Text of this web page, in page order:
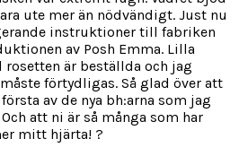
ute mer än nödvändigt. Just nu
instruktioner till fabriken
av Posh Emma. Lilla
är beställda och jag
förtydligas. Så glad över att
av de nya bh:arna som jag
att ni är så många som har
mitt hjärta! ?